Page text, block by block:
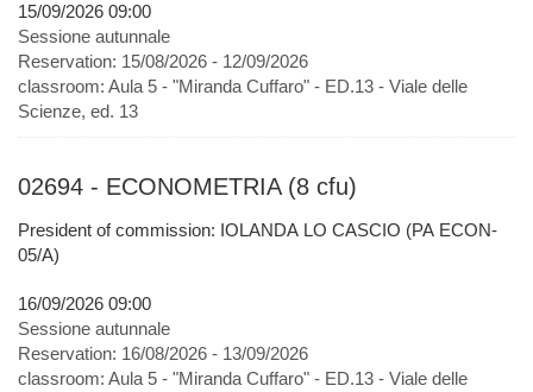
15/09/2026 09:00
Sessione autunnale
Reservation: 15/08/2026 - 12/09/2026
classroom: Aula 5 - "Miranda Cuffaro" - ED.13 - Viale delle
Scienze, ed. 13
02694 - ECONOMETRIA (8 cfu)
President of commission: IOLANDA LO CASCIO (PA ECON-
05/A)
16/09/2026 09:00
Sessione autunnale
Reservation: 16/08/2026 - 13/09/2026
classroom: Aula 5 - "Miranda Cuffaro" - ED.13 - Viale delle